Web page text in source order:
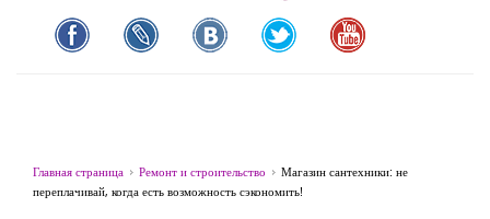
Главная страница Ремонт и строительство
Магазин сантехники: не
переплачивай, когда есть возможность сэкономить!